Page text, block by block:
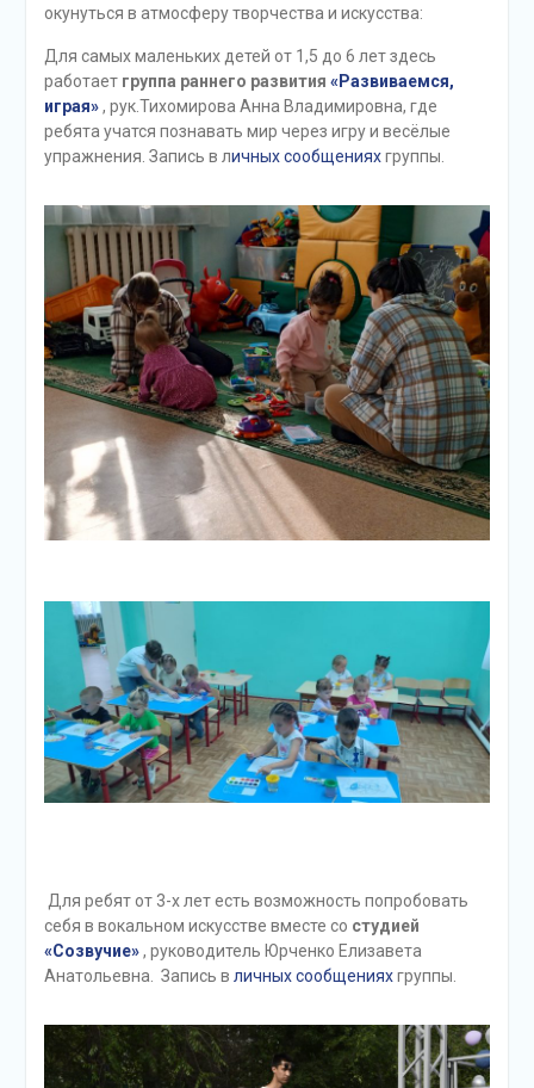
окунуться в атмосферу творчества и искусства:
Для самых маленьких детей от 1,5 до 6 лет здесь
работает группа раннего развития «Развиваемся,
играя», рук.Тихомирова Анна Владимировна, где
ребята учатся познавать мир через игру и весёлые
упражнения. Запись в личных сообщенияхгруппы.
Для ребят от 3-х лет есть возможность попробовать
себя в вокальном искусстве вместе со студией
«Созвучие», руководитель Юрченко Елизавета
Анатольевна. Запись в личных сообщенияхгруппы.